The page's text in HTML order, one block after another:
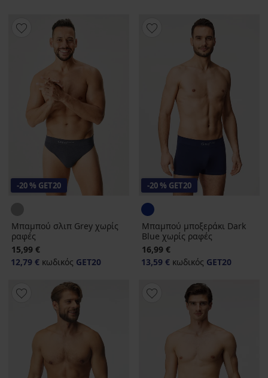
-20 % GET20
Μπαμπού σλιπ Grey χωρίς
ραφές
15,99 €
12,79 € κωδικός GET20
-20 % GET20
Μπαμπού μποξεράκι Dark
Blue χωρίς ραφές
16,99 €
13,59 € κωδικός GET20